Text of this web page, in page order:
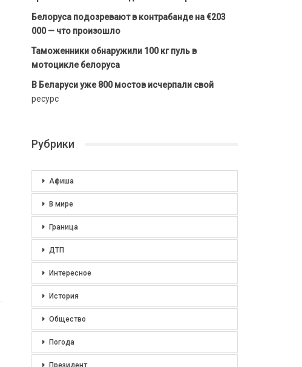
Белоруса подозревают в контрабанде на €203
000 — что произошло
Таможенники обнаружили 100 кг пуль в
мотоцикле белоруса
В Беларуси уже 800 мостов исчерпали свой
ресурс
Рубрики
Афиша
В мире
Граница
ДТП
Интересное
История
Общество
Погода
Президент